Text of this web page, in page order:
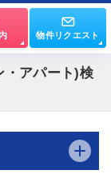
物件リクエスト
・アパート)検